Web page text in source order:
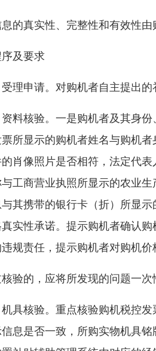
息的真实性、完整性和有效性
及要求
受理申请。对购机者自主提出
资料核验。一是购机者及其身
所显示的购机者姓名与购机
肖像照片是否相符，法定代
工商营业执照所显示的农业
与其携带的银行卡（折）所显
实性承诺。提示购机者确认
规责任，提示购机者对购机
验的，应将所发现的问题一次
机具核验。重点核验购机税控
息是否一致，所购实物机具